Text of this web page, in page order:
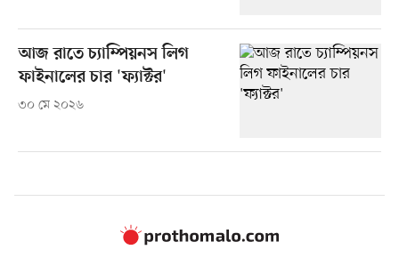
আজ রাতে চ্যাম্পিয়নস লিগ
ফাইনালের চার 'ফ্যাক্টর'
৩০ মে ২০২৬